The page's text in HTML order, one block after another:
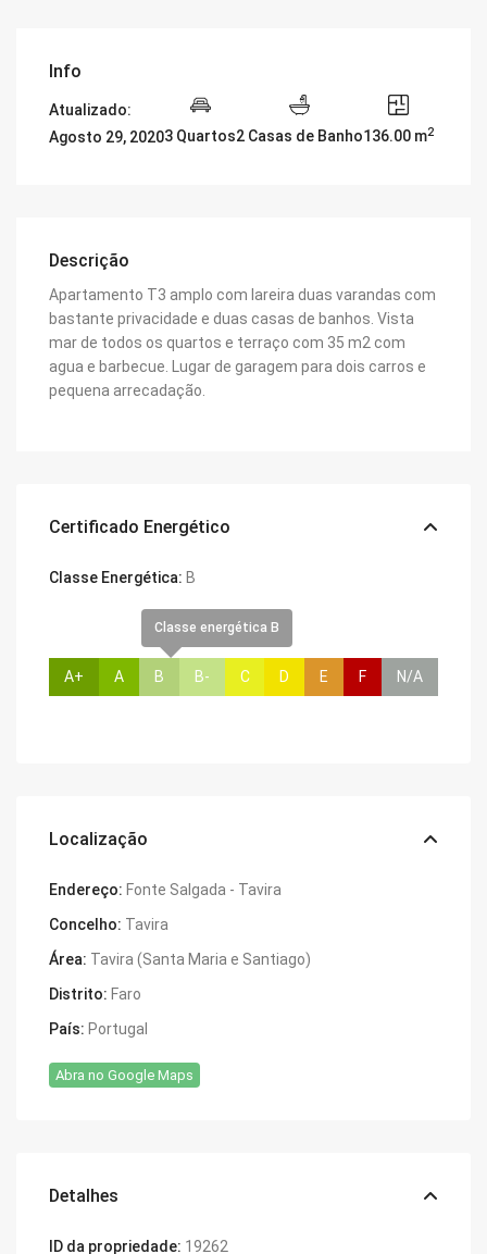
Info
Atualizado:
Agosto 29, 20203 Quartos2 Casas de Banho136.00 m2
Descrição
Apartamento T3 amplo com lareira duas varandas com
bastante privacidade e duas casas de banhos. Vista
mar de todos os quartos e terraço com 35 m2 com
agua e barbecue. Lugar de garagem para dois carros e
pequena arrecadação.
Certificado Energético
Classe Energética: B
A+ A
Classe energética B
B B- C D E F N/A
Localização
Endereço: Fonte Salgada - Tavira
Concelho: Tavira
Área: Tavira (Santa Maria e Santiago)
Distrito: Faro
País: Portugal
Abra no Google Maps
Detalhes
ID da propriedade: 19262